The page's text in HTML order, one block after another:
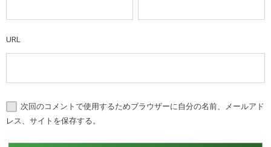
URL
次回のコメントで使用するためブラウザーに自分の名前、メールアド
レス、サイトを保存する。